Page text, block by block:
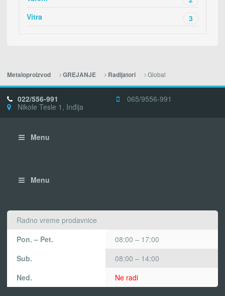
Vitra
3
Metaloproizvod GREJANJE Radijatori Global
022/556-991
065/9556-991
Nikole Tesle 1, Inđija
Menu
Menu
Radno vreme prodavnice
Pon. – Pet.
08:00 – 17:00
Sub.
08:00 – 14:00
Ned.
Ne radi